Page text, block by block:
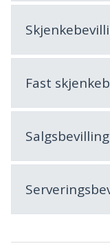
Fast
Salgsbevilling